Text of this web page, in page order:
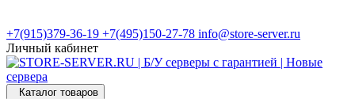
+7(915)379-36-19 +7(495)150-27-78 info@store-server.ru
Личный кабинет
Каталог товаров